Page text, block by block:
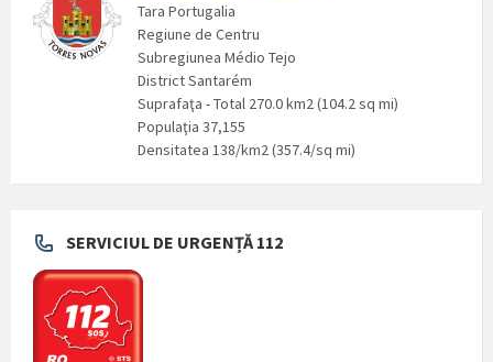
Tara Portugalia
Regiune de Centru
Subregiunea Médio Tejo
District Santarém
Suprafaţa - Total 270.0 km2 (104.2 sq mi)
Populaţia 37,155
Densitatea 138/km2 (357.4/sq mi)
SERVICIUL DE URGENȚĂ 112